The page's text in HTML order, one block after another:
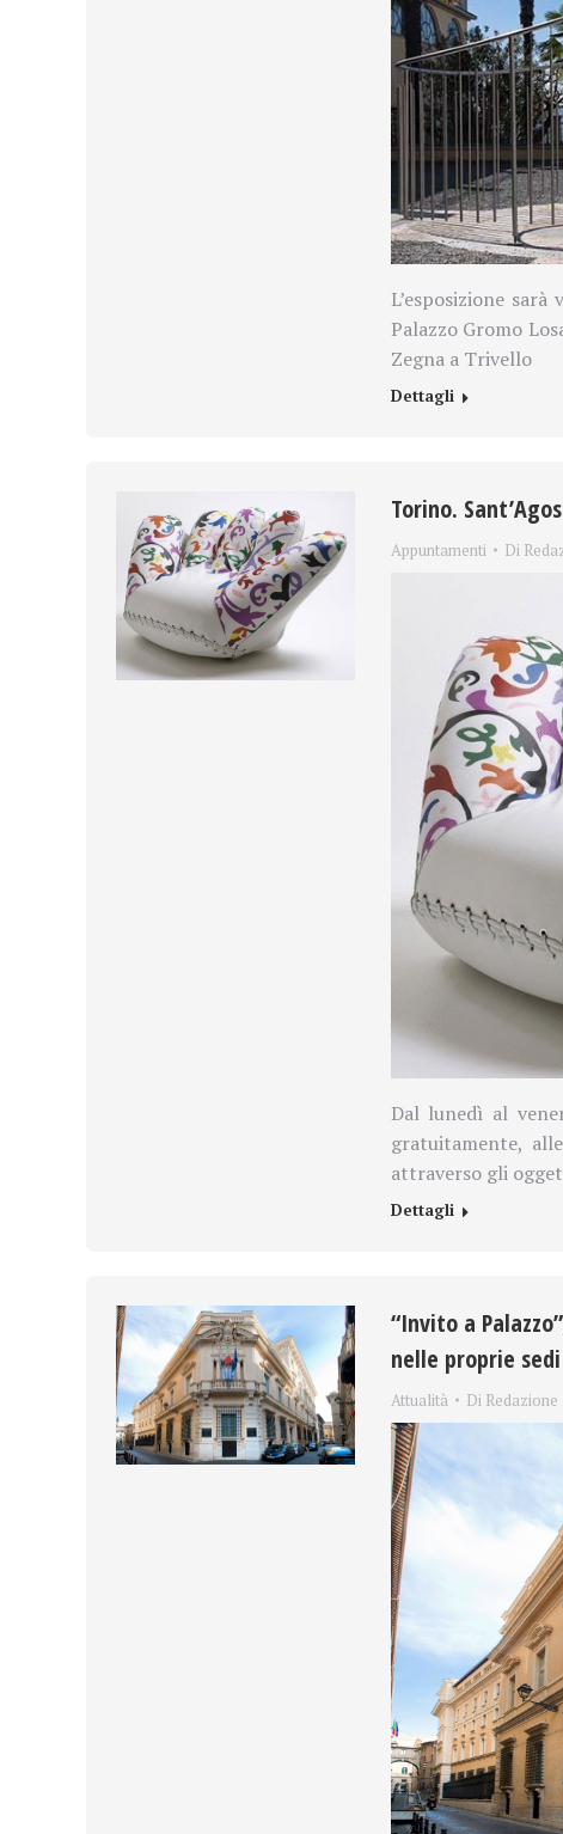
L’esposizione
Palazzo Gromo
Zegna a Trivello
Dettagli
Torino.
Appuntamenti Di
Dal lunedì al
gratuitamente,
attraverso gli
Dettagli
“Invito a
nelle proprie sedi
Attualità Di Redazione